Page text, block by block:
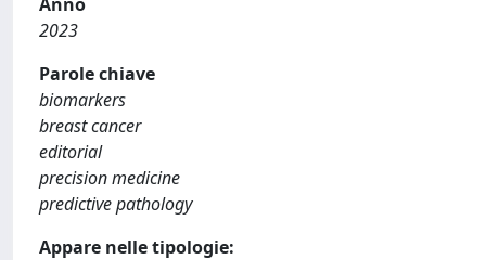
2023
Parole chiave
biomarkers
breast cancer
editorial
precision medicine
predictive pathology
Appare nelle tipologie: